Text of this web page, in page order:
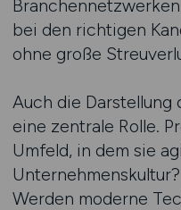
bei den richtigen
ohne große
Auch die
eine zentrale Rolle.
Umfeld, in dem sie
Werden moderne